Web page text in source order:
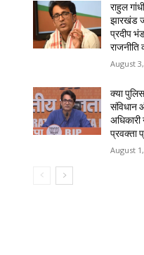
राहुल
झारखंड
प्रदीप
राजनीति
August
क्या
संविधान
अधिकारी
प्रवक्ता
August